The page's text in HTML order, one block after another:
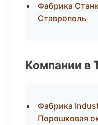
Фабрика
Ставрополь
Компании в
Фабрика
Порошковая